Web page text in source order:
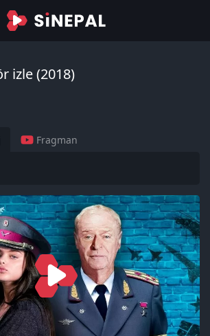
izle (2018)
Fragman